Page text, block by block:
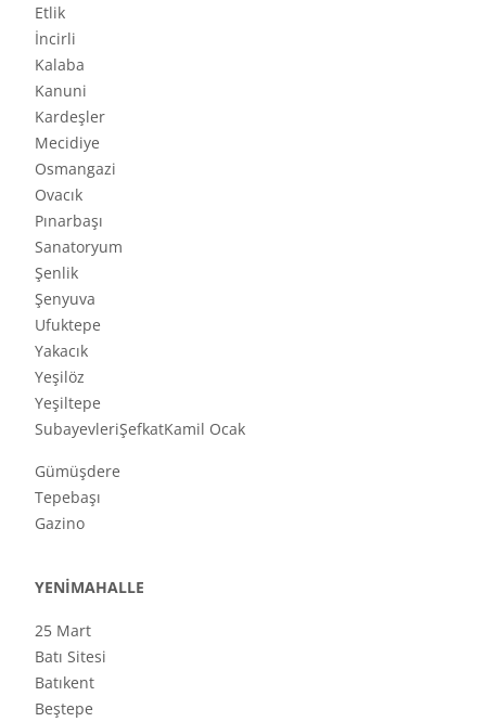
Etlik
İncirli
Kalaba
Kanuni
Kardeşler
Mecidiye
Osmangazi
Ovacık
Pınarbaşı
Sanatoryum
Şenlik
Şenyuva
Ufuktepe
Yakacık
Yeşilöz
Yeşiltepe
SubayevleriŞefkatKamil Ocak
Gümüşdere
Tepebaşı
Gazino
YENİMAHALLE
25 Mart
Batı Sitesi
Batıkent
Beştepe